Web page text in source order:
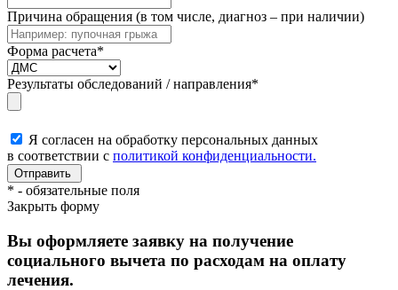
Причина обращения (в том числе, диагноз – при наличии)
Форма расчета*
Результаты обследований / направления*
Я согласен на обработку персональных данных
в соответствии с политикой конфиденциальности.
* - обязательные поля
Закрыть форму
Вы оформляете заявку на получение
социального вычета по расходам на оплату
лечения.